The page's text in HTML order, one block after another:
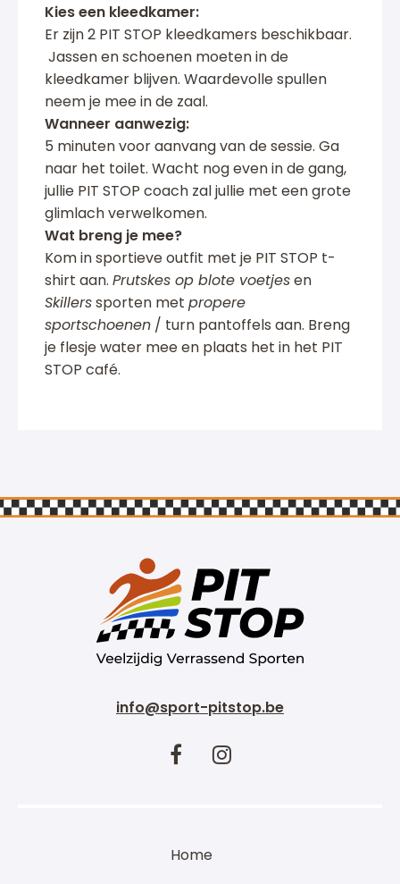
Kies een kleedkamer:
Er zijn 2 PIT STOP kleedkamers beschikbaar.
Jassen en schoenen moeten in de
kleedkamer blijven. Waardevolle spullen
neem je mee in de zaal.
Wanneer aanwezig:
5 minuten voor aanvang van de sessie. Ga
naar het toilet. Wacht nog even in de gang,
jullie PIT STOP coach zal jullie met een grote
glimlach verwelkomen.
Wat breng je mee?
Kom in sportieve outfit met je PIT STOP t-
shirt aan. Prutskes op blote voetjesen
Skillerssporten met propere
sportschoenen / turn pantoffels aan. Breng
je flesje water mee en plaats het in het PIT
STOP café.
info@sport-pitstop.be
Home